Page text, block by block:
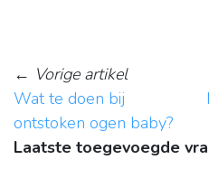
← Vorige artikel
Wat te doen bij
ontstoken ogen baby?
Laatste toegevoegde